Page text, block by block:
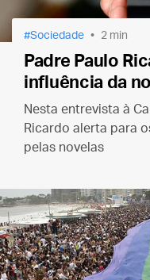
Sociedade 2 min
Padre Paulo
influência da
Nesta entrevista à
Ricardo alerta para
pelas novelas